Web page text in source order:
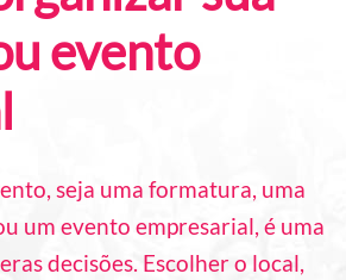
evento
seja uma formatura, uma
um evento empresarial, é uma
decisões. Escolher o local,